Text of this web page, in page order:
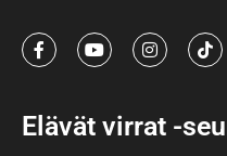
F
a
b
o
Y
o
b
I
n
g
T
i
k
Elävät virrat -